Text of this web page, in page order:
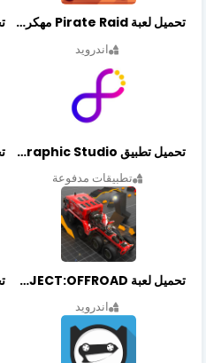
تحميل لعبة Pirate Raid مهكرة أخر إصدار
اندرويد
تحميل تطبيق Graphic Studio مهكر أخر إصدار
تطبيقات مدفوعة
تحميل لعبة PROJECT:OFFROAD مهكرة أخر إصدار
اندرويد